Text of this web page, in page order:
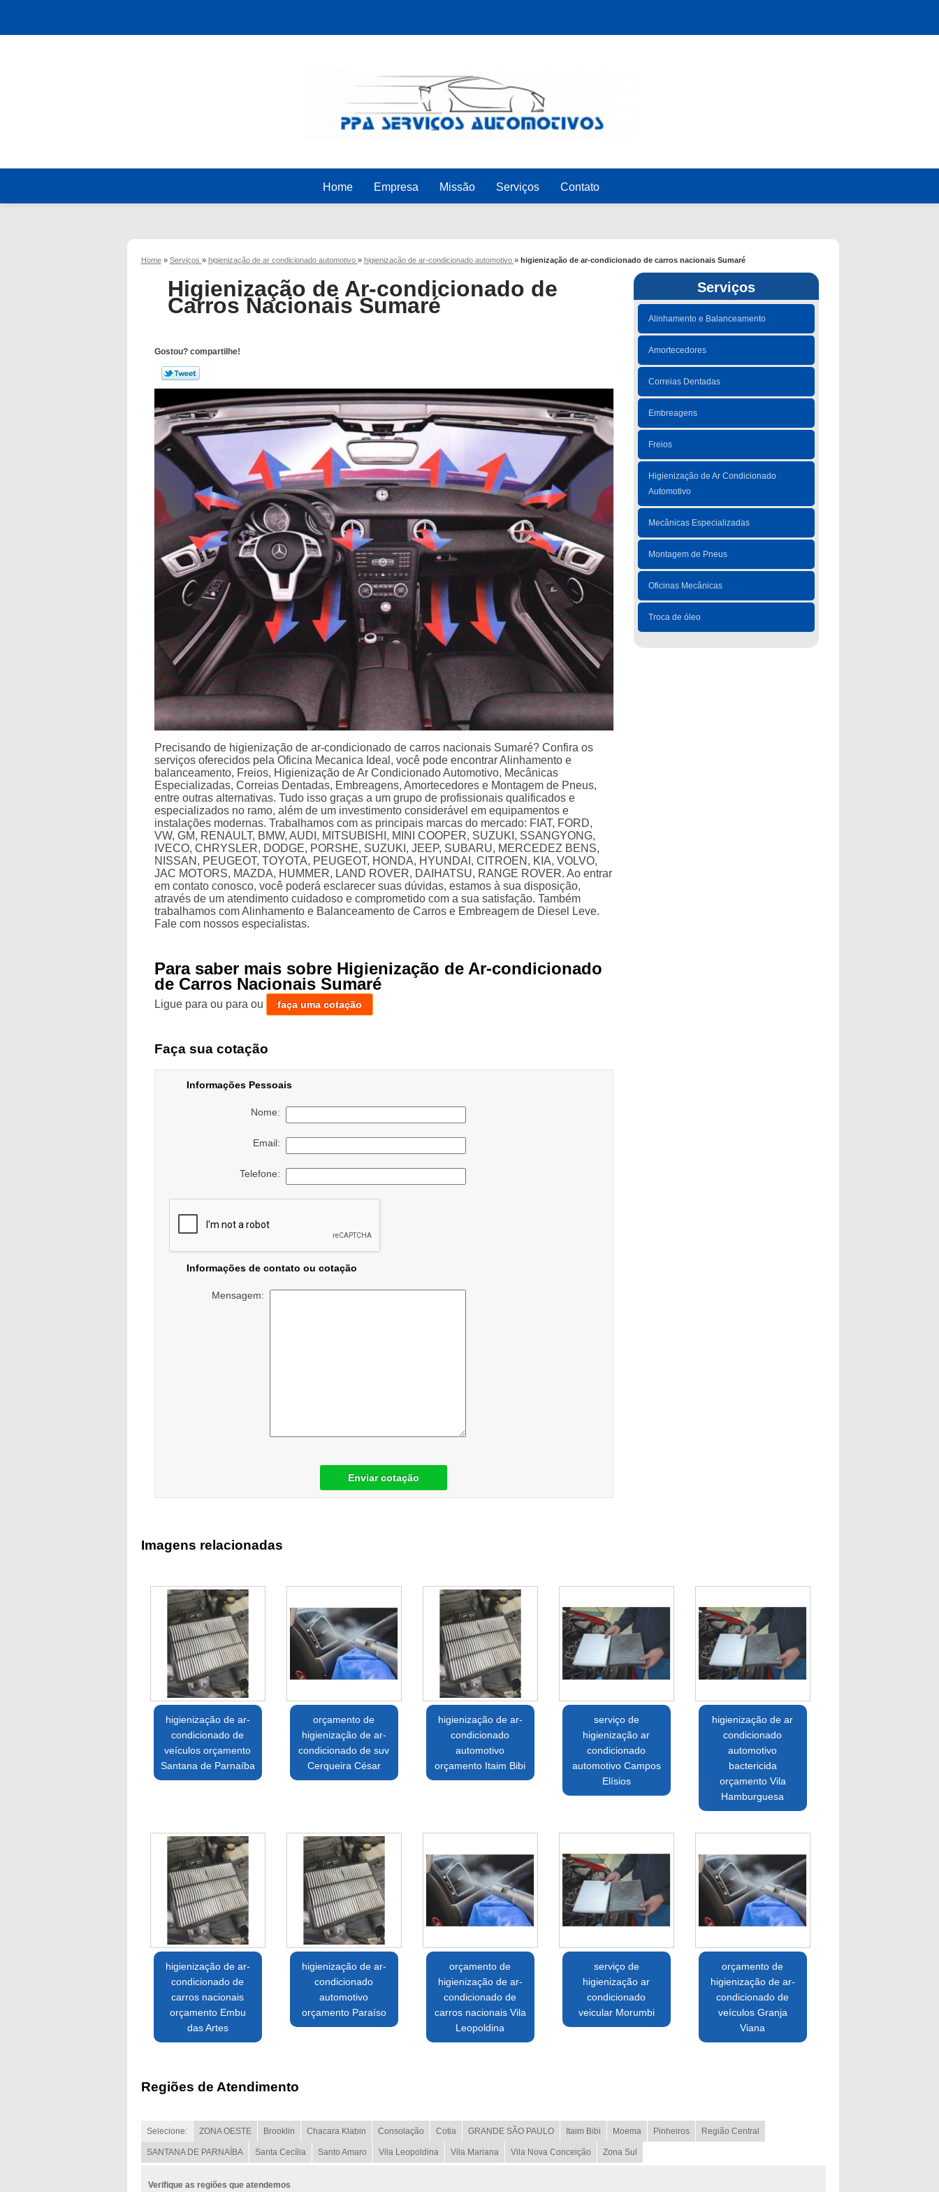
Home Empresa Missão Serviços Contato
Home » Serviços » higienização de ar condicionado automotivo » higienização de ar-condicionado automotivo » higienização de ar-condicionado de carros nacionais Sumaré
Serviços
Alinhamento e Balanceamento
Amortecedores
Correias Dentadas
Embreagens
Freios
Higienização de Ar Condicionado
Automotivo
Mecânicas Especializadas
Montagem de Pneus
Oficinas Mecânicas
Troca de óleo
Higienização de Ar-condicionado de
Carros Nacionais Sumaré
Gostou? compartilhe!
Precisando de higienização de ar-condicionado de carros nacionais Sumaré? Confira os
serviços oferecidos pela Oficina Mecanica Ideal, você pode encontrar Alinhamento e
balanceamento, Freios, Higienização de Ar Condicionado Automotivo, Mecânicas
Especializadas, Correias Dentadas, Embreagens, Amortecedores e Montagem de Pneus,
entre outras alternativas. Tudo isso graças a um grupo de profissionais qualificados e
especializados no ramo, além de um investimento considerável em equipamentos e
instalações modernas. Trabalhamos com as principais marcas do mercado: FIAT, FORD,
VW, GM, RENAULT, BMW, AUDI, MITSUBISHI, MINI COOPER, SUZUKI, SSANGYONG,
IVECO, CHRYSLER, DODGE, PORSHE, SUZUKI, JEEP, SUBARU, MERCEDEZ BENS,
NISSAN, PEUGEOT, TOYOTA, PEUGEOT, HONDA, HYUNDAI, CITROEN, KIA, VOLVO,
JAC MOTORS, MAZDA, HUMMER, LAND ROVER, DAIHATSU, RANGE ROVER. Ao entrar
em contato conosco, você poderá esclarecer suas dúvidas, estamos à sua disposição,
através de um atendimento cuidadoso e comprometido com a sua satisfação. Também
trabalhamos com Alinhamento e Balanceamento de Carros e Embreagem de Diesel Leve.
Fale com nossos especialistas.
Para saber mais sobre Higienização de Ar-condicionado
de Carros Nacionais Sumaré
Ligue paraou paraou faça uma cotação
Faça sua cotação
Informações Pessoais
Nome:
Email:
Telefone:
Informações de contato ou cotação
Mensagem:
Enviar cotação
Imagens relacionadas
higienização de ar-
condicionado de
veículos orçamento
Santana de Parnaíba
orçamento de
higienização de ar-
condicionado de suv
Cerqueira César
higienização de ar-
condicionado
automotivo
orçamento Itaim Bibi
serviço de
higienização ar
condicionado
automotivo Campos
Elísios
higienização de ar
condicionado
automotivo
bactericida
orçamento Vila
Hamburguesa
higienização de ar-
condicionado de
carros nacionais
orçamento Embu
das Artes
higienização de ar-
condicionado
automotivo
orçamento Paraíso
orçamento de
higienização de ar-
condicionado de
carros nacionais Vila
Leopoldina
serviço de
higienização ar
condicionado
veicular Morumbi
orçamento de
higienização de ar-
condicionado de
veículos Granja
Viana
Regiões de Atendimento
Selecione: ZONA OESTE Brooklin Chacara Klabin Consolação Cotia GRANDE SÃO PAULO Itaim Bibi Moema Pinheiros Região Central
SANTANA DE PARNAÍBA Santa Cecília Santo Amaro Vila Leopoldina Vila Mariana Vila Nova Conceição Zona Sul
Verifique as regiões que atendemos